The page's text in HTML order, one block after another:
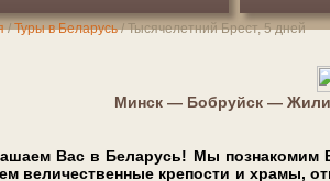
/Туры в Беларусь/Тысячелетний Брест, 5 дней
Минск — Бобруйск —
Вас в Бе­ла­русь! Мы познакомим
величественные кре­по­сти и хра­мы,